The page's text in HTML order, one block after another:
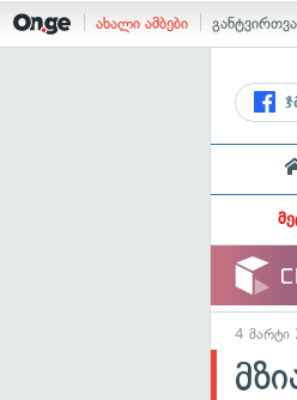
ახალი ამბები განტვირთვა
4